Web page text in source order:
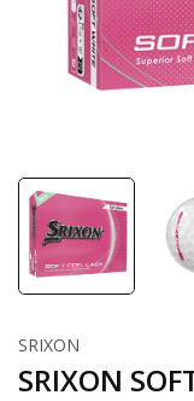
SRIXON
SRIXON